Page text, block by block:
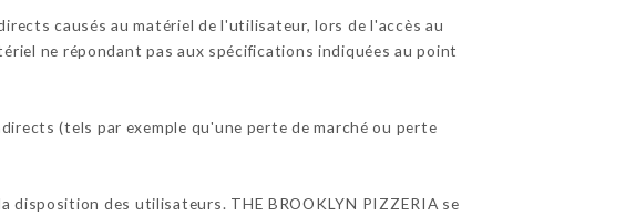
causés au matériel de l'utilisateur, lors de l'accès au
ne répondant pas aux spécifications indiquées au point
(tels par exemple qu'une perte de marché ou perte
des utilisateurs. THE BROOKLYN PIZZERIA se